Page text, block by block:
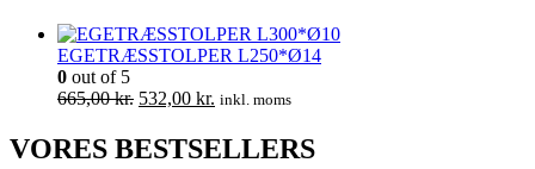
EGETRÆSSTOLPER L250*Ø14
0 out of 5
665,00kr. Den
pris
var:
532,00 kr. Den
pris
er:
inkl. moms
VORES BESTSELLERS